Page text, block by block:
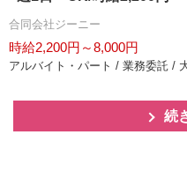
合同会社ジーニー
時給2,200円～8,000円
アルバイト・パート / 業務委託 /
続